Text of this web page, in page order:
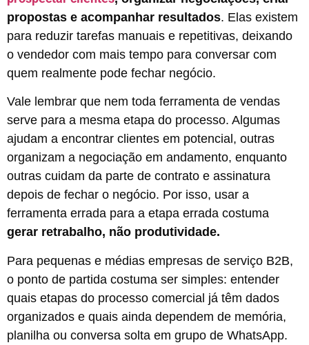
propostas e acompanhar resultados. Elas existem
para reduzir tarefas manuais e repetitivas, deixando
o vendedor com mais tempo para conversar com
quem realmente pode fechar negócio.
Vale lembrar que nem toda ferramenta de vendas
serve para a mesma etapa do processo. Algumas
ajudam a encontrar clientes em potencial, outras
organizam a negociação em andamento, enquanto
outras cuidam da parte de contrato e assinatura
depois de fechar o negócio. Por isso, usar a
ferramenta errada para a etapa errada costuma
gerar retrabalho, não produtividade.
Para pequenas e médias empresas de serviço B2B,
o ponto de partida costuma ser simples: entender
quais etapas do processo comercial já têm dados
organizados e quais ainda dependem de memória,
planilha ou conversa solta em grupo de WhatsApp.